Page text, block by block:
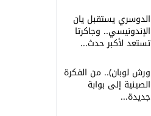
الدوسري يستقبل يان
الإندونيسي.. وجاكرتا
تستعد لأكبر حدث...
ورش لوبان).. من الفكرة
الصينية إلى بوابة
جديدة...